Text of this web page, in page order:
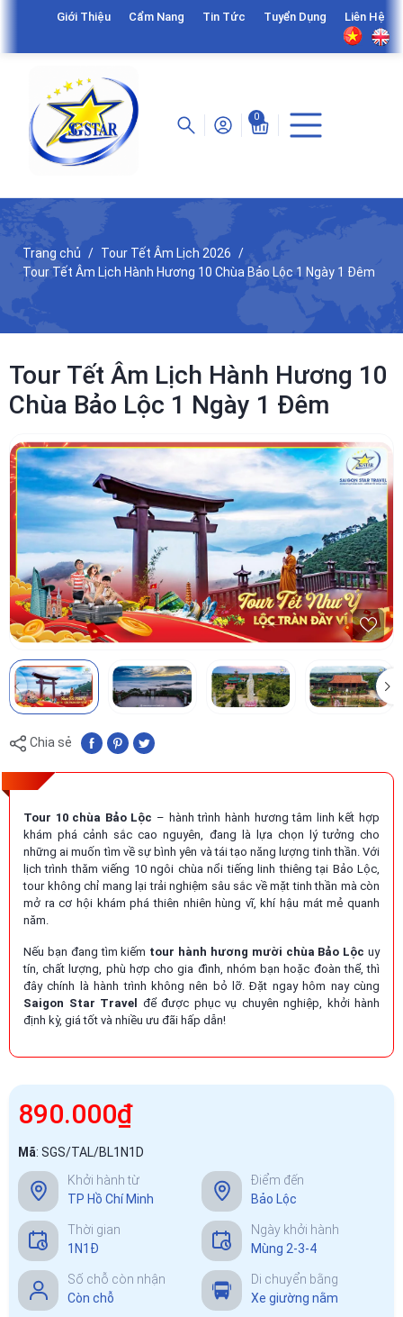
Giới Thiệu Cẩm Nang Tin Tức Tuyển Dụng Liên Hệ
0
Trang chủ
Tour Tết Âm Lịch 2026
Tour Tết Âm Lịch Hành Hương 10 Chùa Bảo Lộc 1 Ngày 1 Đêm
Tour Tết Âm Lịch Hành Hương 10
Chùa Bảo Lộc 1 Ngày 1 Đêm
Chia sẻ
Tour 10 chùa Bảo Lộc – hành trình hành hương tâm linh kết hợp
khám phá cảnh sắc cao nguyên, đang là lựa chọn lý tưởng cho
những ai muốn tìm về sự bình yên và tái tạo năng lượng tinh thần. Với
lịch trình thăm viếng 10 ngôi chùa nổi tiếng linh thiêng tại Bảo Lộc,
tour không chỉ mang lại trải nghiệm sâu sắc về mặt tinh thần mà còn
mở ra cơ hội khám phá thiên nhiên hùng vĩ, khí hậu mát mẻ quanh
năm.
Nếu bạn đang tìm kiếm tour hành hương mười chùa Bảo Lộc uy
tín, chất lượng, phù hợp cho gia đình, nhóm bạn hoặc đoàn thể, thì
đây chính là hành trình không nên bỏ lỡ. Đặt ngay hôm nay cùng
Saigon Star Travel
để được phục vụ chuyên nghiệp, khởi hành
định kỳ, giá tốt và nhiều ưu đãi hấp dẫn!
890.000₫
Mã: SGS/TAL/BL1N1D
Khởi hành từ
TP Hồ Chí Minh
Điểm đến
Bảo Lộc
Thời gian
1N1Đ
Ngày khởi hành
Mùng 2-3-4
Số chỗ còn nhận
Còn chỗ
Di chuyển bằng
Xe giường nằm